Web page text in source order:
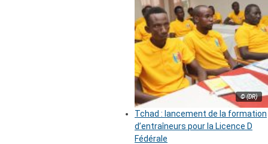
© (DR)
Tchad : lancement de la formation
d’entraîneurs pour la Licence D
Fédérale